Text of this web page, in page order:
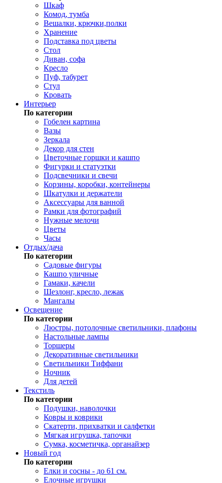
Шкаф
Комод, тумба
Вешалки, крючки,полки
Хранение
Подставка под цветы
Стол
Диван, софа
Кресло
Пуф, табурет
Стул
Кровать
Интерьер
По категории
Гобелен картина
Вазы
Зеркала
Декор для стен
Цветочные горшки и кашпо
Фигурки и статуэтки
Подсвечники и свечи
Корзины, коробки, контейнеры
Шкатулки и держатели
Аксессуары для ванной
Рамки для фотографий
Нужные мелочи
Цветы
Часы
Отдых/дача
По категории
Садовые фигуры
Кашпо уличные
Гамаки, качели
Шезлонг, кресло, лежак
Мангалы
Освещение
По категории
Люстры, потолочные светильники, плафоны
Настольные лампы
Торшеры
Декоративные светильники
Светильники Тиффани
Ночник
Для детей
Текстиль
По категории
Подушки, наволочки
Ковры и коврики
Скатерти, прихватки и салфетки
Мягкая игрушка, тапочки
Сумка, косметичка, органайзер
Новый год
По категории
Елки и сосны - до 61 см.
Елочные игрушки